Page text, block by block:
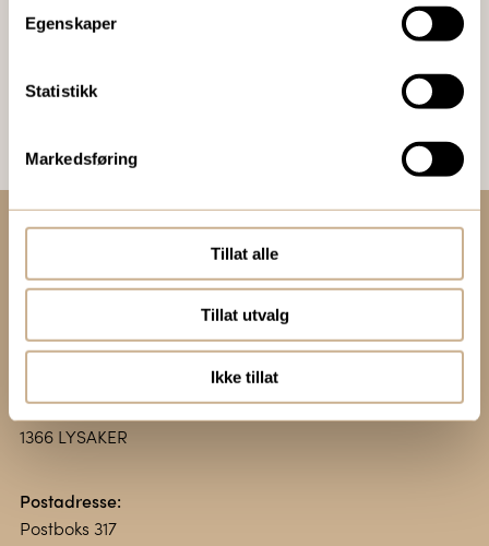
Egenskaper
Statistikk
Markedsføring
Tillat alle
Tillat utvalg
Ikke tillat
og mikroskopi.
Bestill Ortomedia
+47 67 51 86 00
ortomedic@ortomedic.no
Vollsveien 13 E
1366 LYSAKER
Postadresse:
Postboks 317